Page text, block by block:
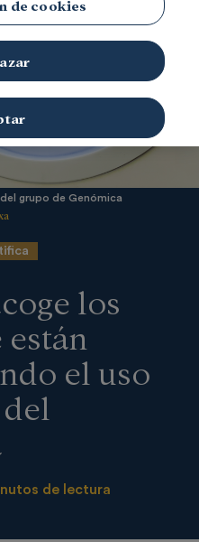
grupo de Genómica
los
están
el uso
de lectura
de cookies